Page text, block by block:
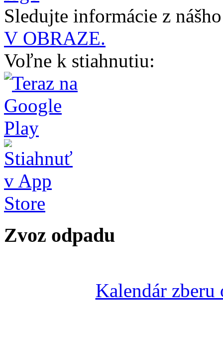
Sledujte informácie z
V OBRAZE.
Voľne k stiahnutiu:
Zvoz odpadu
Kalendár zberu